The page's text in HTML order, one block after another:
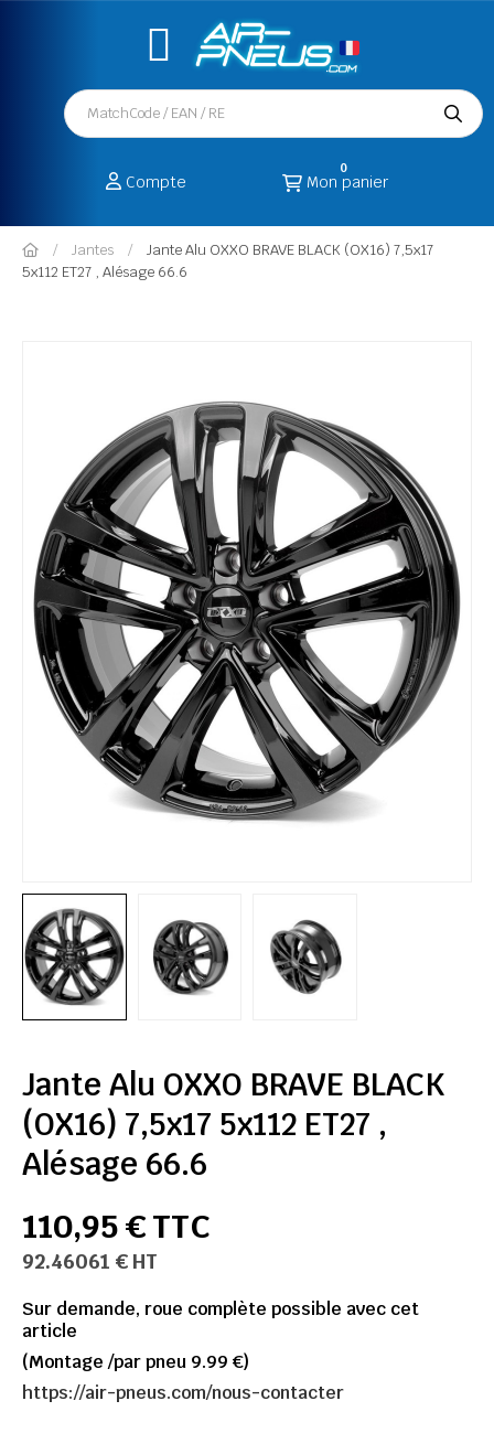
Compte Mon panier
0
Jantes
Jante Alu OXXO BRAVE BLACK (OX16) 7,5x17
5x112 ET27 , Alésage 66.6
Jante Alu OXXO BRAVE BLACK
(OX16) 7,5x17 5x112 ET27 ,
Alésage 66.6
110,95 € TTC
92.46061 € HT
Sur demande, roue complète possible avec cet
article
(Montage /par pneu 9.99 €)
https://air-pneus.com/nous-contacter